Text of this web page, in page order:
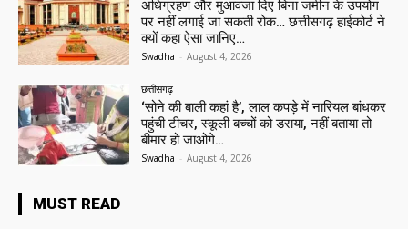
अधिग्रहण और मुआवजा दिए बिना जमीन के उपयोग
पर नहीं लगाई जा सकती रोक… छत्तीसगढ़ हाईकोर्ट ने
क्यों कहा ऐसा जानिए…
Swadha - August 4, 2026
छत्तीसगढ़
‘सोने की बाली कहां है’, लाल कपड़े में नारियल बांधकर
पहुंची टीचर, स्कूली बच्चों को डराया, नहीं बताया तो
बीमार हो जाओगे…
Swadha - August 4, 2026
MUST READ